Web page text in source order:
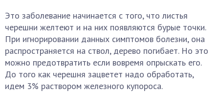
Это заболевание начинается с того, что листья
черешни желтеют и на них появляются бурые точки.
При игнорировании данных симптомов болезни, она
распространяется на ствол, дерево погибает. Но это
можно предотвратить если вовремя опрыскать его.
До того как черешня зацветет надо обработать,
идем 3% раствором железного купороса.